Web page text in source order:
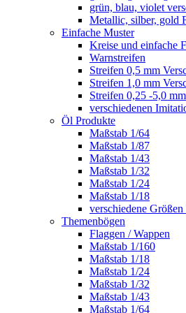
grün, blau, violet
Metallic, silber, gold
Einfache Muster
Kreise und einfache
Warnstreifen
Streifen 0,5 mm
Streifen 1,0 mm
Streifen 0,25 -5,0
verschiedenen
Öl Produkte
Maßstab 1/64
Maßstab 1/87
Maßstab 1/43
Maßstab 1/32
Maßstab 1/24
Maßstab 1/18
verschiedene
Themenbögen
Flaggen / Wappen
Maßstab 1/160
Maßstab 1/18
Maßstab 1/24
Maßstab 1/32
Maßstab 1/43
Maßstab 1/64